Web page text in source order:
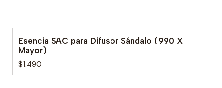
Esencia SAC para Difusor Sándalo (990 X
Mayor)
$1.490